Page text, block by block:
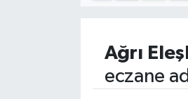
Ağrı
eczane
Haber Arşivi